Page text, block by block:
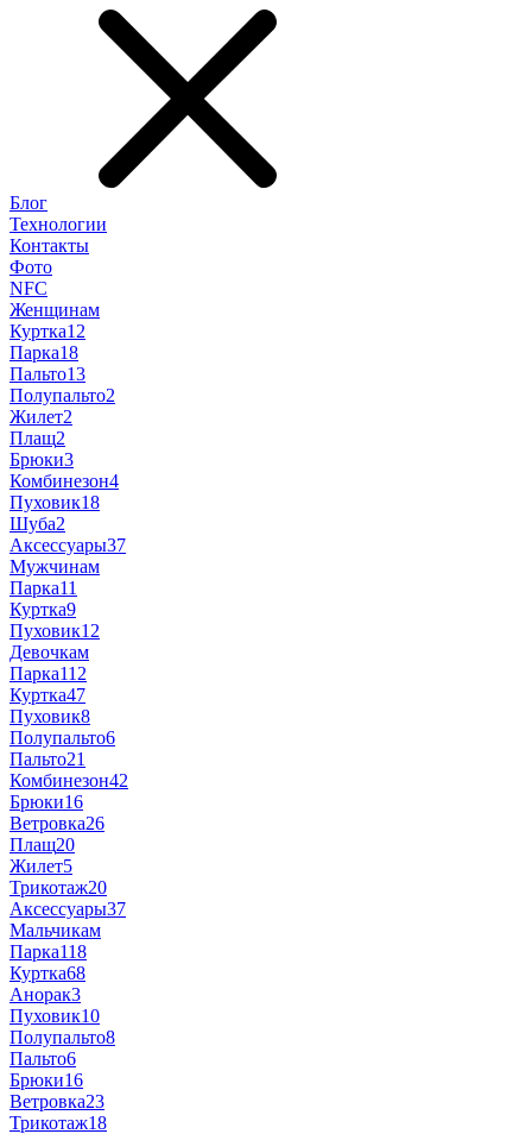
Блог
Технологии
Контакты
Фото
NFC
Женщинам
Куртка12
Парка18
Пальто13
Полупальто2
Жилет2
Плащ2
Брюки3
Комбинезон4
Пуховик18
Шуба2
Аксессуары37
Мужчинам
Парка11
Куртка9
Пуховик12
Девочкам
Парка112
Куртка47
Пуховик8
Полупальто6
Пальто21
Комбинезон42
Брюки16
Ветровка26
Плащ20
Жилет5
Трикотаж20
Аксессуары37
Мальчикам
Парка118
Куртка68
Анорак3
Пуховик10
Полупальто8
Пальто6
Брюки16
Ветровка23
Трикотаж18